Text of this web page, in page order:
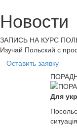
Новости
ЗАПИСЬ НА КУРС
Изучай Польский с
Оставить заявку
Для